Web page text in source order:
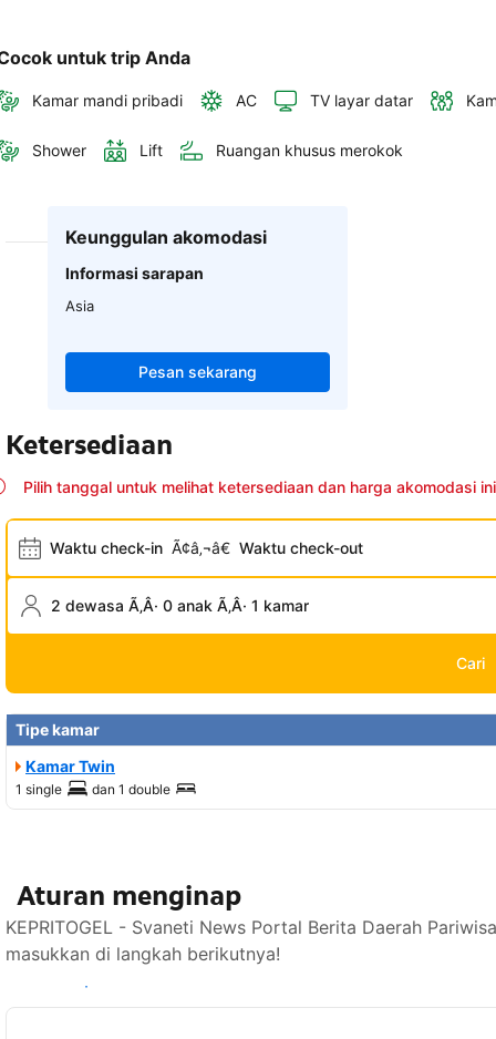
untuk trip Anda
Kamar mandi pribadi AC TV layar datar
Shower Lift Ruangan khusus merokok
Keunggulan akomodasi
Informasi sarapan
Asia
Pesan sekarang
Ketersediaan
Pilih tanggal untuk melihat ketersediaan dan harga akomodasi ini
Waktu check-in Ã¢â‚¬â€ Waktu check-out
2 dewasa Ã‚Â· 0 anak Ã‚Â· 1 kamar
Cari
Tipe kamar
Kamar Twin
1 single dan 1 double
Aturan menginap
KEPRITOGEL - Svaneti News Portal Berita Daerah
masukkan di langkah berikutnya!
Lihat ketersediaan